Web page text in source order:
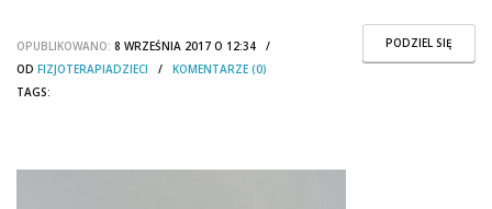
PODZIEL SIĘ
OPUBLIKOWANO: 8 WRZEŚNIA 2017 O 12:34 /
OD FIZJOTERAPIADZIECI / KOMENTARZE (0)
TAGS: